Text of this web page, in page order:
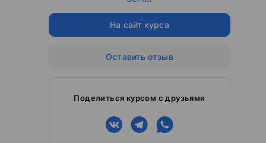
На сайт курса
Оставить отзыв
Поделиться курсом с друзьями